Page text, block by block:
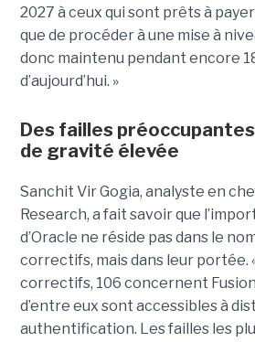
2027 à ceux qui sont prêts à
que de procéder à une mise à
donc maintenu pendant encore
d’aujourd’hui. »
Des failles
de gravité élevée
Sanchit Vir Gogia, analyste en
Research, a fait savoir que
d’Oracle ne réside pas dans le
correctifs, mais dans leur portée.
correctifs, 106 concernent
d’entre eux sont accessibles à
authentification. Les failles les